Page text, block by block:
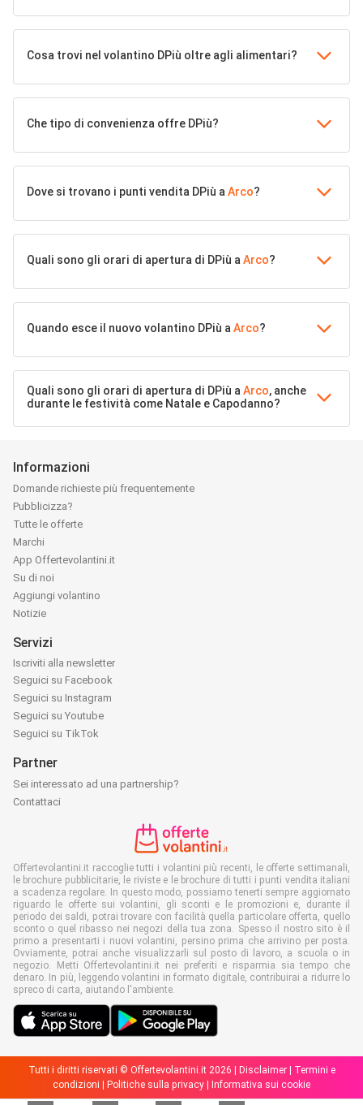
Cosa trovi nel volantino DPiù oltre agli alimentari?
Che tipo di convenienza offre DPiù?
Dove si trovano i punti vendita DPiù a Arco?
Quali sono gli orari di apertura di DPiù a Arco?
Quando esce il nuovo volantino DPiù a Arco?
Quali sono gli orari di apertura di DPiù a Arco, anche
durante le festività come Natale e Capodanno?
Informazioni
Domande richieste più frequentemente
Pubblicizza?
Tutte le offerte
Marchi
App Offertevolantini.it
Su di noi
Aggiungi volantino
Notizie
Servizi
Iscriviti alla newsletter
Seguici su Facebook
Seguici su Instagram
Seguici su Youtube
Seguici su TikTok
Partner
Sei interessato ad una partnership?
Contattaci
Offertevolantini.it raccoglie tutti i volantini più recenti, le offerte settimanali,
le brochure pubblicitarie, le riviste e le brochure di tutti i punti vendita italiani
a scadenza regolare. In questo modo, possiamo tenerti sempre aggiornato
riguardo le offerte sui volantini, gli sconti e le promozioni e, durante il
periodo dei saldi, potrai trovare con facilità quella particolare offerta, quello
sconto o quel ribasso nei negozi della tua zona. Spesso il nostro sito è il
primo a presentarti i nuovi volantini, persino prima che arrivino per posta.
Ovviamente, potrai anche visualizzarli sul posto di lavoro, a scuola o in
negozio. Metti Offertevolantini.it nei preferiti e risparmia sia tempo che
denaro. In più, leggendo volantini in formato digitale, contribuirai a ridurre lo
spreco di carta, aiutando l'ambiente.
Tutti i diritti riservati © Offertevolantini.it 2026 | Disclaimer|
Termini e
condizioni
Politiche sulla privacy Informativa sui cookie